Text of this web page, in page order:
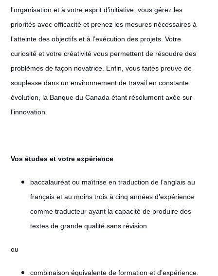
l’organisation et à votre esprit d’initiative, vous gérez les
priorités avec efficacité et prenez les mesures nécessaires à
l’atteinte des objectifs et à l’exécution des projets. Votre
curiosité et votre créativité vous permettent de résoudre des
problèmes de façon novatrice. Enfin, vous faites preuve de
souplesse dans un environnement de travail en constante
évolution, la Banque du Canada étant résolument axée sur
l’innovation.
Vos études et votre expérience
baccalauréat ou maîtrise en traduction de l’anglais au
français et au moins trois à cinq années d’expérience
comme traducteur ayant la capacité de produire des
textes de grande qualité sans révision
ou
combinaison équivalente de formation et d’expérience.